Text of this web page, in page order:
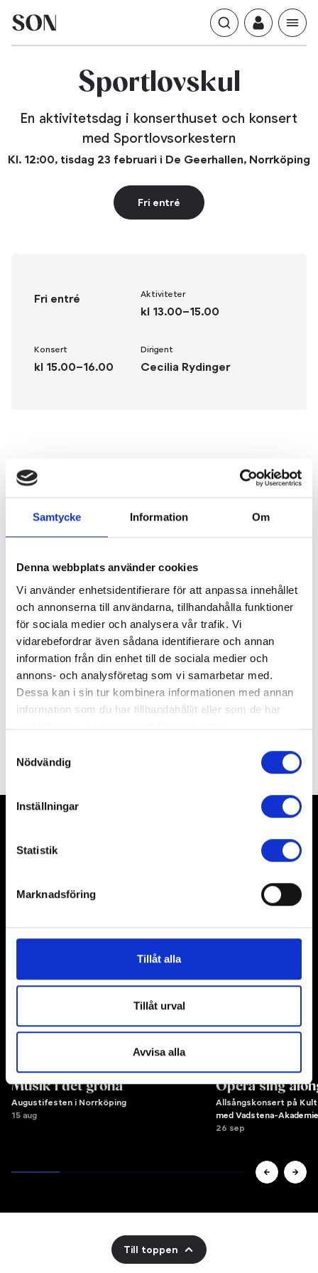
Samtycke Information Om
Denna webbplats använder cookies
Vi använder enhetsidentifierare för att anpassa innehållet
och annonserna till användarna, tillhandahålla funktioner
för sociala medier och analysera vår trafik. Vi
vidarebefordrar även sådana identifierare och annan
information från din enhet till de sociala medier och
annons- och analysföretag som vi samarbetar med.
Dessa kan i sin tur kombinera informationen med annan
information som du har tillhandahållit eller som de har
samlat in när du har använt deras tjänster.
Du kan när som helst ändra ditt val. För att återkalla eller
ändra ditt samtycke klickar du på den runda symbolen
Nödvändig
Inställningar
Statistik
Marknadsföring
Tillåt alla
Tillåt urval
Avvisa alla
Sportlovskul
En aktivitetsdag i konserthuset och konsert
med Sportlovsorkestern
Kl. 12:00, tisdag 23 februari i De Geerhallen, Norrköping
Fri entré
Fri entré Aktiviteter
kl 13.00–15.00
Konsert
kl 15.00–16.00
Dirigent
Cecilia Rydinger
Om konserten
prova på instrument och konsert med
länet samlas för att bilda årets orkester, där några av
SON:s musiker coachar deltagarna. Hårt
repetitionsarbete resulterar i härliga konserter med
välkänd musik från både klassiska mästare, folkmusik
och filmens värld. Kom och se och lyssna till
framtidens stjärnor!
Nyfiken på Sportlovsorkestern?
Familjekonsert, Fri entré
Musik i det gröna
Augustifesten i Norrköping
15 aug
Opera sing
Allsångskonsert på
med Vadstena-
26 sep
Till toppen